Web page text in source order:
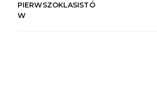
PIERWSZOKLASISTÓ
W